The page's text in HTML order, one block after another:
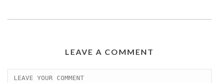
LEAVE A COMMENT